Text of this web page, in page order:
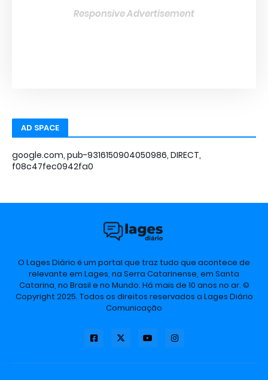
Responsive Advertisement
AD SPACE
google.com, pub-9316150904050986, DIRECT,
f08c47fec0942fa0
O Lages Diário é um portal que traz tudo que acontece de
relevante em Lages, na Serra Catarinense, em Santa
Catarina, no Brasil e no Mundo. Há mais de 10 anos no ar. ©
Copyright 2025. Todos os direitos reservados a Lages Diário
Comunicação